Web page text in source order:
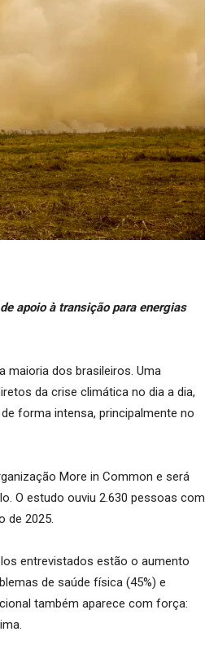
apoio à transição para energias
maioria dos brasileiros. Uma
da crise climática no dia a dia,
forma intensa, principalmente no
More in Common e será
O estudo ouviu 2.630 pessoas com
de 2025.
entrevistados estão o aumento
de saúde física (45%) e
também aparece com força: